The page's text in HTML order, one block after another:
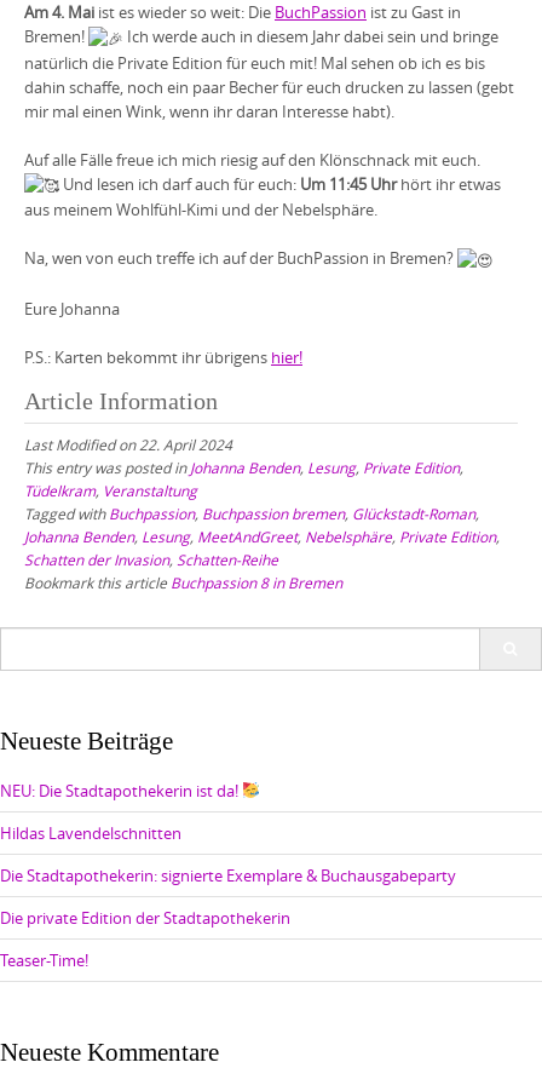
Am 4. Mai ist es wieder so weit: Die BuchPassion ist zu Gast in
Bremen!
Ich werde auch in diesem Jahr dabei sein und bringe
natürlich die Private Edition für euch mit! Mal sehen ob ich es bis
dahin schaffe, noch ein paar Becher für euch drucken zu lassen (gebt
mir mal einen Wink, wenn ihr daran Interesse habt).
Auf alle Fälle freue ich mich riesig auf den Klönschnack mit euch.
Und lesen ich darf auch für euch: Um 11:45 Uhrhört ihr etwas
aus meinem Wohlfühl-Kimi und der Nebelsphäre.
Na, wen von euch treffe ich auf der BuchPassion in Bremen?
Eure Johanna
P.S.: Karten bekommt ihr übrigens hier!
Article Information
Last Modified on 22. April 2024
This entry was posted inJohanna Benden, Lesung, Private Edition,
Tüdelkram, Veranstaltung
Tagged withBuchpassion, Buchpassion bremen, Glückstadt-Roman,
Johanna Benden, Lesung, MeetAndGreet, Nebelsphäre, Private Edition,
Schatten der Invasion, Schatten-Reihe
Bookmark this article Buchpassion 8 in Bremen
Neueste Beiträge
NEU: Die Stadtapothekerin ist da!
Hildas Lavendelschnitten
Die Stadtapothekerin: signierte Exemplare & Buchausgabeparty
Die private Edition der Stadtapothekerin
Teaser-Time!
Neueste Kommentare